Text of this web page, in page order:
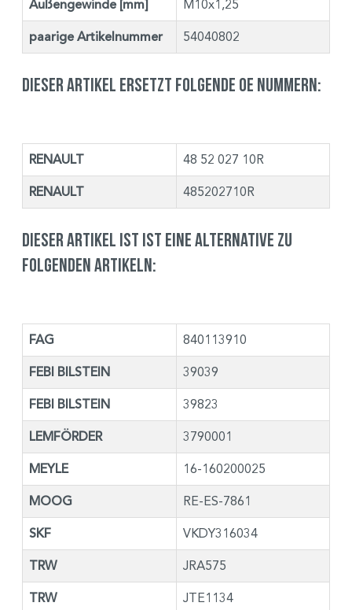
Außengewinde [mm] M10x1,25
paarige Artikelnummer 54040802
Dieser Artikel ersetzt folgende OE Nummern:
RENAULT 48 52 027 10R
RENAULT 485202710R
Dieser Artikel ist ist eine Alternative zu
folgenden Artikeln:
FAG 840113910
FEBI BILSTEIN 39039
FEBI BILSTEIN 39823
LEMFÖRDER 3790001
MEYLE 16-160200025
MOOG RE-ES-7861
SKF VKDY316034
TRW JRA575
TRW JTE1134